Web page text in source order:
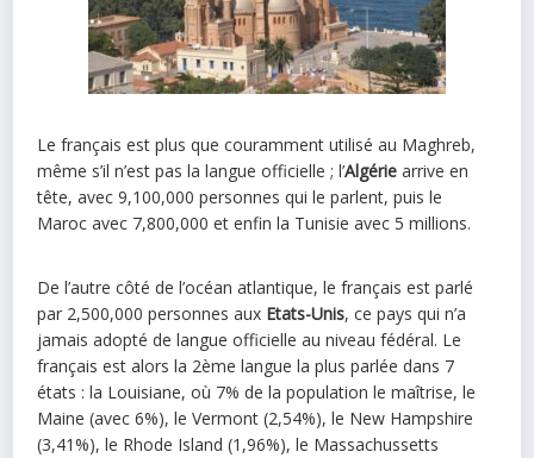
Le français est plus que couramment utilisé au Maghreb,
même s’il n’est pas la langue officielle ; l’Algérie arrive en
tête, avec 9,100,000 personnes qui le parlent, puis le
Maroc avec 7,800,000 et enfin la Tunisie avec 5 millions.
De l’autre côté de l’océan atlantique, le français est parlé
par 2,500,000 personnes aux Etats-Unis, ce pays qui n’a
jamais adopté de langue officielle au niveau fédéral. Le
français est alors la 2ème langue la plus parlée dans 7
états : la Louisiane, où 7% de la population le maîtrise, le
Maine (avec 6%), le Vermont (2,54%), le New Hampshire
(3,41%), le Rhode Island (1,96%), le Massachussetts